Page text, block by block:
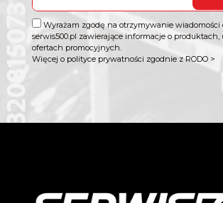
Wyrażam zgodę na otrzymywanie wiadomości
serwis500.pl zawierające informacje o produktach,
ofertach promocyjnych.
Więcej o polityce prywatności zgodnie z RODO >